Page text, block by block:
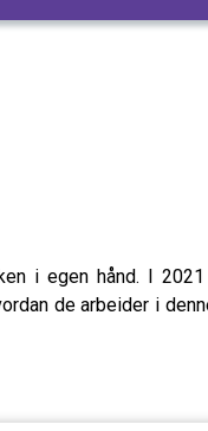
i egen hånd. I
de arbeider i